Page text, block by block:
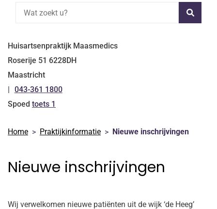
Huisartsenpraktijk Maasmedics
Roserije 51 6228DH
Maastricht
Tel:
043-361 1800
Spoed toets 1
Home Praktijkinformatie Nieuwe inschrijvingen
Nieuwe inschrijvingen
Wij verwelkomen nieuwe patiënten uit de wijk ‘de Heeg’